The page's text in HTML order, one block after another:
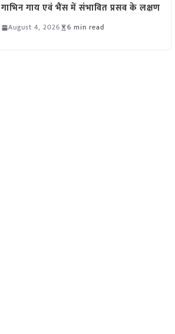
गाभिन गाय एवं भैंस में संभावित प्रसव के लक्षण
August 4, 2026 6 min read